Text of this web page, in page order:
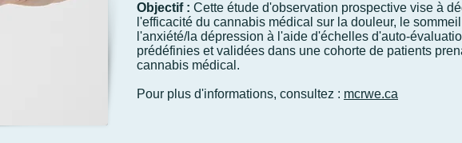
Objectif : Cette étude d'observation prospective vise à
l'efficacité du cannabis médical sur la douleur, le
l'anxiété/la dépression à l'aide d'échelles d'auto-
prédéfinies et validées dans une cohorte de patients
cannabis médical.
Pour plus d'informations, consultez : mcrwe.ca